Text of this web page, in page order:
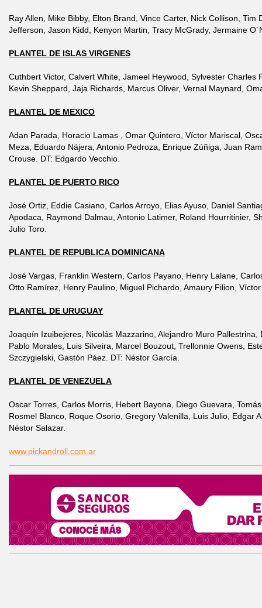
Ray Allen, Mike Bibby, Elton Brand, Vince Carter, Nick Collison, Tim
Jefferson, Jason Kidd, Kenyon Martin, Tracy McGrady, Jermaine
PLANTEL DE ISLAS VIRGENES
Cuthbert Victor, Calvert White, Jameel Heywood, Sylvester Charles
Kevin Sheppard, Jaja Richards, Marcus Oliver, Vernal Maynard,
PLANTEL DE MEXICO
Adan Parada, Horacio Lamas , Omar Quintero, Víctor Mariscal,
Meza, Eduardo Nájera, Antonio Pedroza, Enrique Zúñiga, Juan
Crouse. DT: Edgardo Vecchio.
PLANTEL DE PUERTO RICO
José Ortiz, Eddie Casiano, Carlos Arroyo, Elias Ayuso, Daniel
Apodaca, Raymond Dalmau, Antonio Latimer, Roland Hourritinier,
Julio Toro.
PLANTEL DE REPUBLICA DOMINICANA
José Vargas, Franklin Western, Carlos Payano, Henry Lalane,
Otto Ramírez, Henry Paulino, Miguel Pichardo, Amaury Filion,
PLANTEL DE URUGUAY
Joaquín Izuibejeres, Nicolás Mazzarino, Alejandro Muro Pallestrina,
Pablo Morales, Luis Silveira, Marcel Bouzout, Trellonnie Owens,
Szczygielski, Gastón Páez. DT: Néstor García.
PLANTEL DE VENEZUELA
Oscar Torres, Carlos Morris, Hebert Bayona, Diego Guevara,
Rosmel Blanco, Roque Osorio, Gregory Valenilla, Luis Julio, Edgar
Néstor Salazar.
www.pickandroll.com.ar